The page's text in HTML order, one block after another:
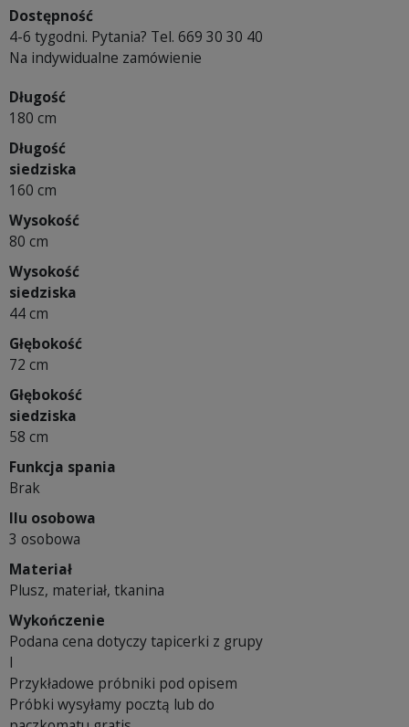
Dostępność
4-6 tygodni. Pytania? Tel. 669 30 30 40
Na indywidualne zamówienie
Długość
180 cm
Długość
siedziska
160 cm
Wysokość
80 cm
Wysokość
siedziska
44 cm
Głębokość
72 cm
Głębokość
siedziska
58 cm
Funkcja spania
Brak
Ilu osobowa
3 osobowa
Materiał
Plusz, materiał, tkanina
Wykończenie
Podana cena dotyczy tapicerki z grupy
I
Przykładowe próbniki pod opisem
Próbki wysyłamy pocztą lub do